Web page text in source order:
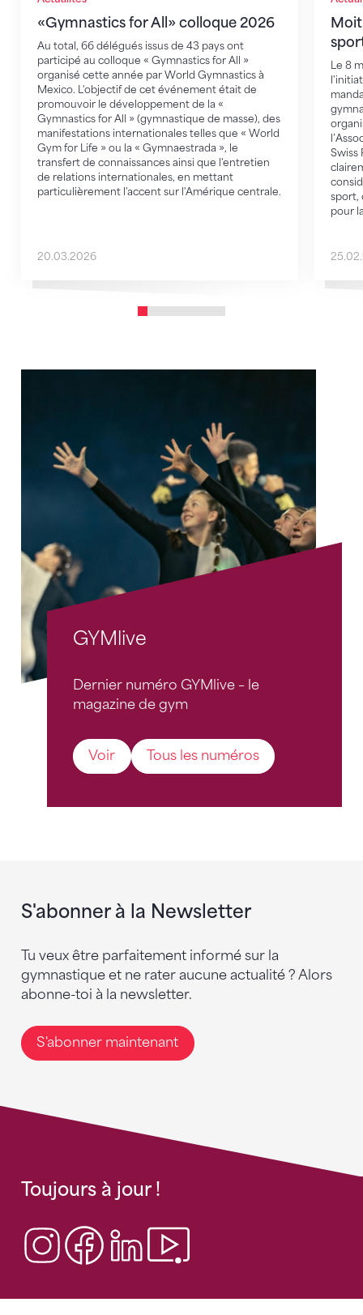
«Gymnastics for All» colloque 2026
Au total, 66 délégués issus de 43 pays ont
participé au colloque « Gymnastics for All »
organisé cette année par World Gymnastics à
Mexico. L'objectif de cet événement était de
promouvoir le développement de la «
Gymnastics for All » (gymnastique de masse), des
manifestations internationales telles que « World
Gym for Life » ou la « Gymnaestrada », le
transfert de connaissances ainsi que l'entretien
de relations internationales, en mettant
particulièrement l'accent sur l'Amérique centrale.
20.03.2026
Le 8
Swiss
sport,
pour
GYMlive
Dernier numéro GYMlive – le
magazine de gym
Voir Tous les numéros
S'abonner à la Newsletter
Tu veux être parfaitement informé sur la
gymnastique et ne rater aucune actualité ? Alors
abonne-toi à la newsletter.
S'abonner maintenant
Toujours à jour !